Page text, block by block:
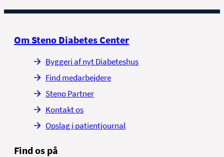
Om Steno Diabetes Center
Byggeri af nyt Diabeteshus
Find medarbejdere
Steno Partner
Kontakt os
Opslag i patientjournal
Find os på